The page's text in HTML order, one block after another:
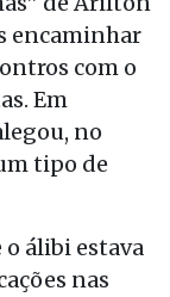
encaminhar
com o
Em
no
tipo de
álibi estava
nas